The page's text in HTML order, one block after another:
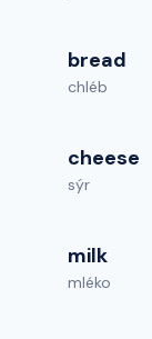
bread
chléb
cheese
sýr
milk
mléko